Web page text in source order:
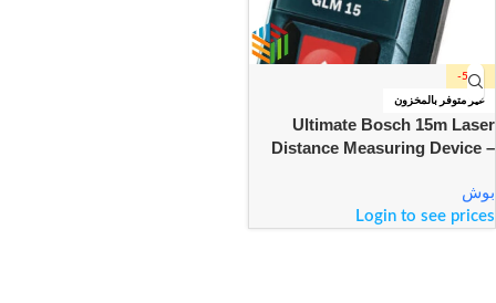
-52%
غير متوفر بالمخزون
Ultimate Bosch 15m Laser
Distance Measuring Device –
بوش
Login to see prices